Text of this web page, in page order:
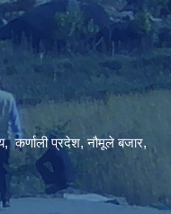
कर्णाली प्रदेश, नौमूले बजार,